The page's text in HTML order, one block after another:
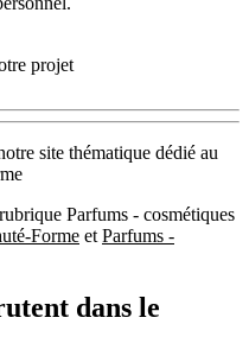
projet
site thématique dédié au
Parfums - cosmétiques
Forme et Parfums -
dans le